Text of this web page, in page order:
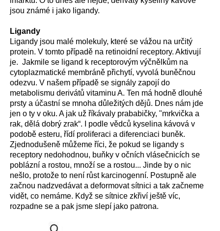
jsou známé i jako ligandy.
Ligandy
Ligandy jsou malé molekuly, které se vážou na určitý
protein. V tomto případě na retinoidní receptory. Aktivují
je. Jakmile se ligand k receptorovým výčnělkům na
cytoplazmatické membráně přichytí, vyvolá buněčnou
odezvu. V našem případě se signály zapojí do
metabolismu derivátů vitaminu A. Ten má hodně dlouhé
prsty a účastní se mnoha důležitých dějů. Dnes nám jde
jen o ty v oku. A jak už říkávaly prababičky, "mrkvička a
rak, dělá dobrý zrak“. I podle vědců kyselina kávová v
podobě esteru, řídí proliferaci a diferenciaci buněk.
Zjednodušeně můžeme říci, že pokud se ligandy s
receptory nedohodnou, buňky v očních vlásečnicích se
poblázní a rostou, množí se a rostou... Jinde by o nic
nešlo, protože to není růst karcinogenní. Postupně ale
začnou nadzvedávat a deformovat sítnici a tak začneme
vidět, co nemáme. Když se sítnice zkřiví ještě víc,
rozpadne se a pak jsme slepí jako patrona.